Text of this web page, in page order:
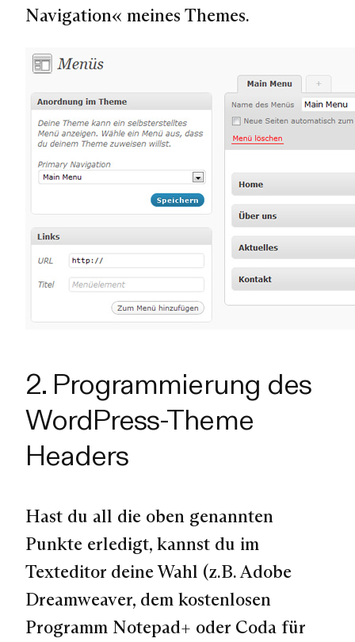
Navigation« meines Themes.
2. Programmierung des
WordPress-Theme
Headers
Hast du all die oben genannten
Punkte erledigt, kannst du im
Texteditor deine Wahl (z.B. Adobe
Dreamweaver, dem kostenlosen
Programm Notepad+ oder Coda für